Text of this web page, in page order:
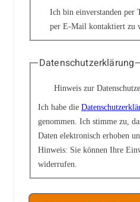
Ich bin einverstanden per
per E-Mail kontaktiert zu
Datenschutzerklärung
Hinweis zur
Ich habe die
genommen. Ich stimme zu,
Daten elektronisch erhoben
Hinweis: Sie können Ihre
widerrufen.